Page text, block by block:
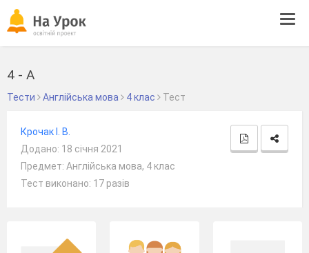
4 - А
Тести Англійська мова 4 клас Тест
Крочак І. В.
Додано: 18 січня 2021
Предмет: Англійська мова, 4 клас
Тест виконано: 17 разів